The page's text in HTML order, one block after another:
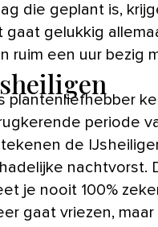
die geplant is,
gaat gelukkig
ruim een uur bezig
plantenliefhebber
periode
de
nachtvorst.
je nooit 100%
gaat vriezen,